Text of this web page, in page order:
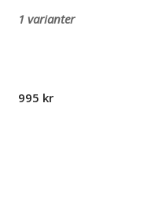
1 varianter
995 kr